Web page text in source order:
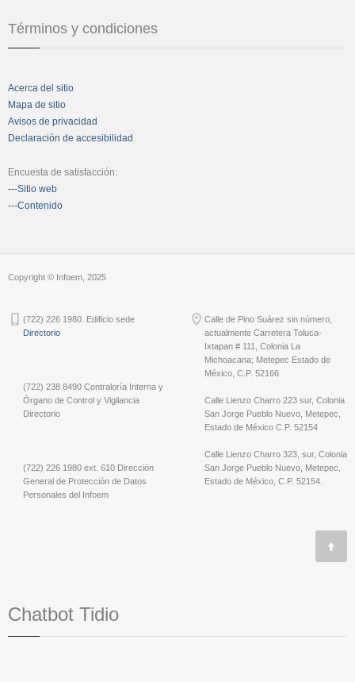
Términos y condiciones
Acerca del sitio
Mapa de sitio
Avisos de privacidad
Declaración de accesibilidad
Encuesta de satisfacción:
---Sitio web
---Contenido
Copyright © Infoem, 2025
(722) 226 1980. Edificio sede
Directorio
(722) 238 8490 Contraloría Interna y
Órgano de Control y Vigilancia
Directorio
(722) 226 1980 ext. 610 Dirección
General de Protección de Datos
Personales del Infoem
Calle de Pino Suárez sin número,
actualmente Carretera Toluca-
Ixtapan # 111, Colonia La
Michoacana; Metepec Estado de
México, C.P. 52166
Calle Lienzo Charro 223 sur, Colonia
San Jorge Pueblo Nuevo, Metepec,
Estado de México C.P. 52154
Calle Lienzo Charro 323, sur, Colonia
San Jorge Pueblo Nuevo, Metepec,
Estado de México, C.P. 52154.
Chatbot Tidio